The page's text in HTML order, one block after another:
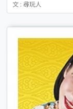
文 : 尋玩人